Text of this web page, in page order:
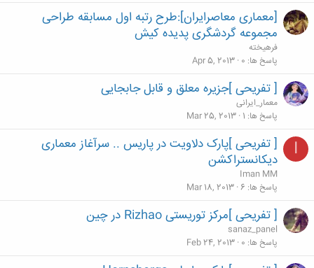
[معماری معاصرایران]:طرح رتبه اول مسابقه طراحی
مجموعه گردشگری پدیده کیش
فرهيخته
پاسخ ها 0
Apr 5, 2013
[ تفریحی ]جزیره معلق و قابل جابجایی
معمار_ایرانی
پاسخ ها 1
Mar 25, 2013
I
[ تفریحی ]پارک دلاویت در پاریس .. سرآغاز معماری
دیکانستراکشن
Iman MM
پاسخ ها 6
Mar 18, 2013
[ تفریحی ]مرکز توریستی Rizhao در چین
sanaz_panel
پاسخ ها 0
Feb 24, 2013